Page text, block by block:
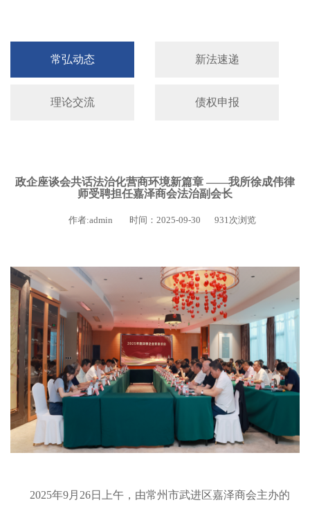
常弘动态 新法速递
理论交流 债权申报
政企座谈会共话法治化营商环境新篇章 ——我所徐成伟律
师受聘担任嘉泽商会法治副会长
作者:admin 时间：2025-09-30 931次浏览
2025年9月26日上午，由常州市武进区嘉泽商会主办的